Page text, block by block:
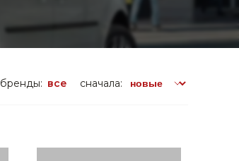
сначала:
бренды: все